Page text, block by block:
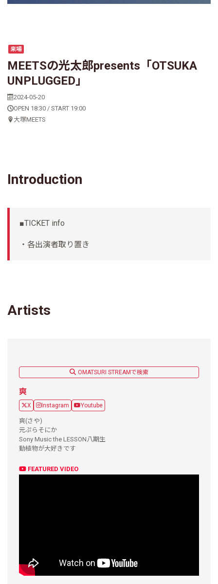
来場
MEETSの光太郎presents「OTSUKA
UNPLUGGED」
2024-05-20
OPEN 18:30 / START 19:00
大塚MEETS
Introduction
■TICKET info
・各出演者取り置き
Artists
OMATSURI STREAMで検索
爽
X Instagram Youtube
爽(さや)
元ぷらそにか
Sony Music the LESSON八期生
動植物が大好きです
FEATURED VIDEO